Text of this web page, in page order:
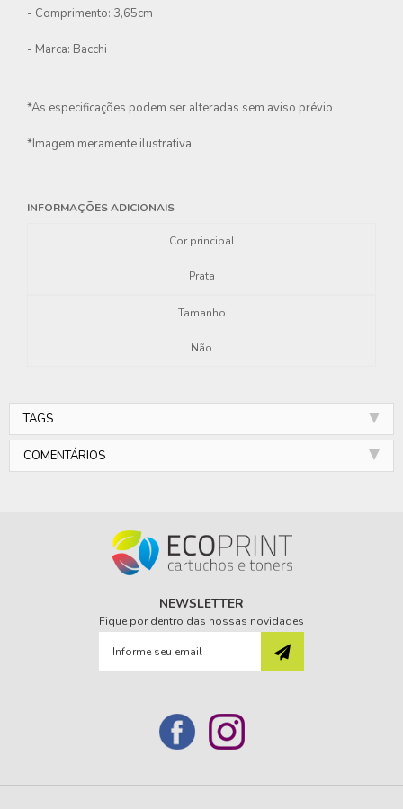
- Comprimento: 3,65cm
- Marca: Bacchi
*As especificações podem ser alteradas sem aviso prévio
*Imagem meramente ilustrativa
INFORMAÇÕES ADICIONAIS
Cor principal
Prata
Tamanho
Não
TAGS
COMENTÁRIOS
NEWSLETTER
Fique por dentro das nossas novidades